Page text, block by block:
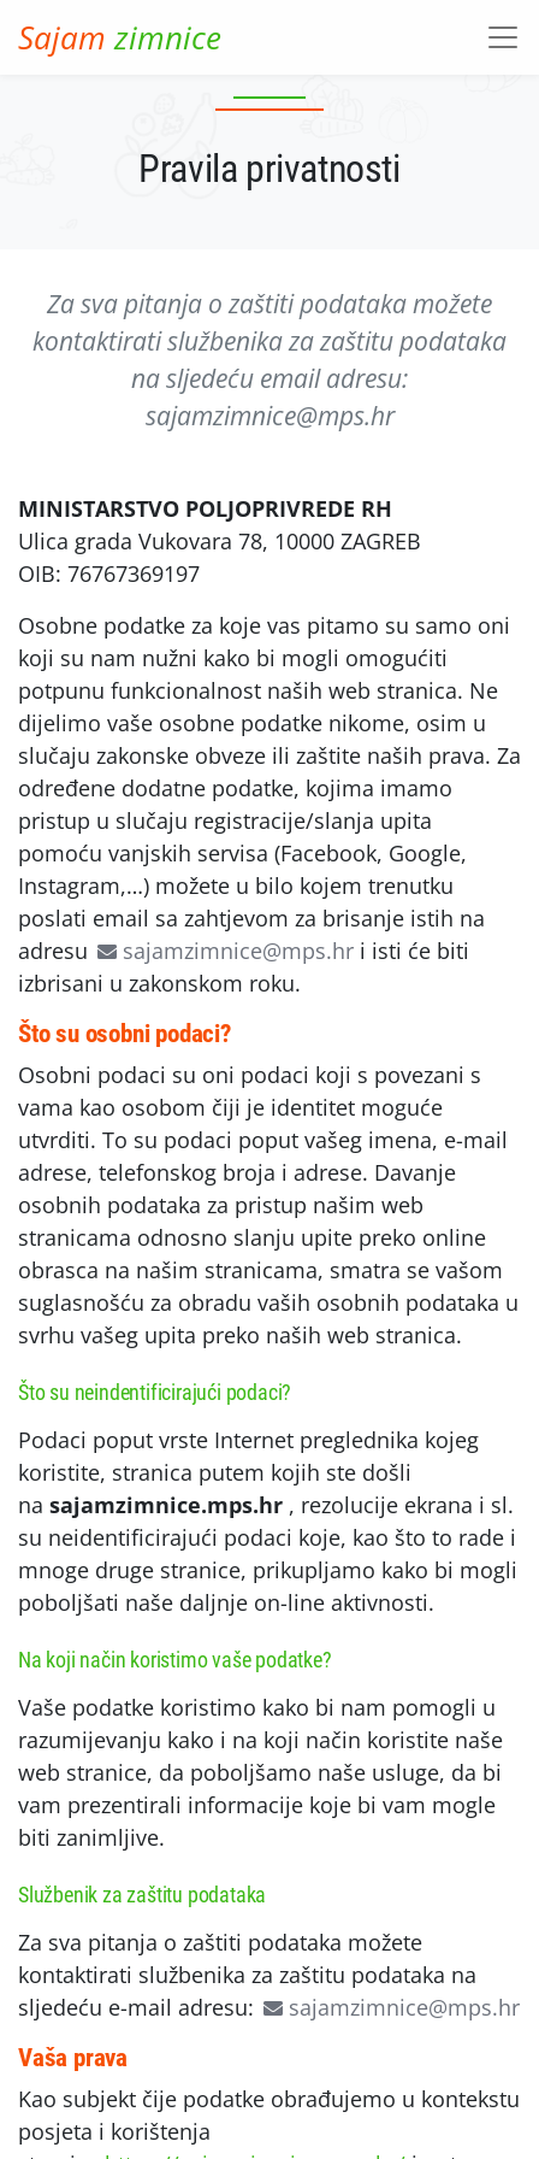
Sajamzimnice
Pravila privatnosti
Za sva pitanja o zaštiti podataka možete
kontaktirati službenika za zaštitu podataka
na sljedeću email adresu:
sajamzimnice@mps.hr
MINISTARSTVO POLJOPRIVREDE RH
Ulica grada Vukovara 78, 10000 ZAGREB
OIB: 76767369197
Osobne podatke za koje vas pitamo su samo oni
koji su nam nužni kako bi mogli omogućiti
potpunu funkcionalnost naših web stranica. Ne
dijelimo vaše osobne podatke nikome, osim u
slučaju zakonske obveze ili zaštite naših prava. Za
određene dodatne podatke, kojima imamo
pristup u slučaju registracije/slanja upita
pomoću vanjskih servisa (Facebook, Google,
Instagram,…) možete u bilo kojem trenutku
poslati email sa zahtjevom za brisanje istih na
adresu
sajamzimnice@mps.hr i isti će biti
izbrisani u zakonskom roku.
Što su osobni podaci?
Osobni podaci su oni podaci koji s povezani s
vama kao osobom čiji je identitet moguće
utvrditi. To su podaci poput vašeg imena, e-mail
adrese, telefonskog broja i adrese. Davanje
osobnih podataka za pristup našim web
stranicama odnosno slanju upite preko online
obrasca na našim stranicama, smatra se vašom
suglasnošću za obradu vaših osobnih podataka u
svrhu vašeg upita preko naših web stranica.
Što su neindentificirajući podaci?
Podaci poput vrste Internet preglednika kojeg
koristite, stranica putem kojih ste došli
na sajamzimnice.mps.hr , rezolucije ekrana i sl.
su neidentificirajući podaci koje, kao što to rade i
mnoge druge stranice, prikupljamo kako bi mogli
poboljšati naše daljnje on-line aktivnosti.
Na koji način koristimo vaše podatke?
Vaše podatke koristimo kako bi nam pomogli u
razumijevanju kako i na koji način koristite naše
web stranice, da poboljšamo naše usluge, da bi
vam prezentirali informacije koje bi vam mogle
biti zanimljive.
Službenik za zaštitu podataka
Za sva pitanja o zaštiti podataka možete
kontaktirati službenika za zaštitu podataka na
sljedeću e-mail adresu:
sajamzimnice@mps.hr
Vaša prava
Kao subjekt čije podatke obrađujemo u kontekstu
posjeta i korištenja